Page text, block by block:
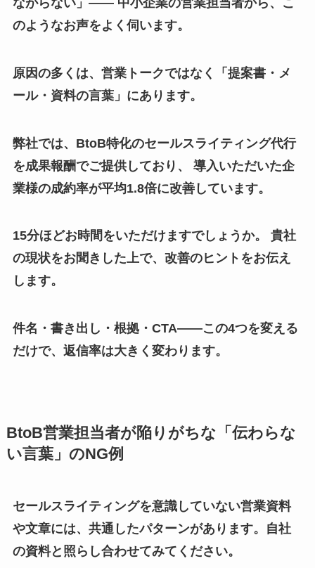
のようなお声をよく伺います。
原因の多くは、営業トークではなく「提案書・メ
ール・資料の言葉」にあります。
弊社では、BtoB特化のセールスライティング代行
を成果報酬でご提供しており、 導入いただいた企
業様の成約率が平均1.8倍に改善しています。
15分ほどお時間をいただけますでしょうか。 貴社
の現状をお聞きした上で、改善のヒントをお伝え
します。
件名・書き出し・根拠・CTA——この4つを変える
だけで、返信率は大きく変わります。
BtoB営業担当者が陥りがちな「伝わらな
い言葉」のNG例
セールスライティングを意識していない営業資料
や文章には、共通したパターンがあります。自社
の資料と照らし合わせてみてください。